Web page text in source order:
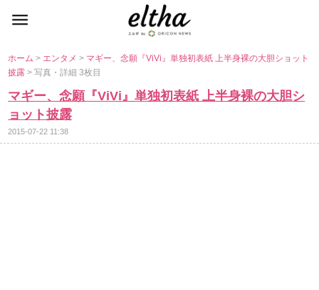
ホーム> エンタメ> マギー、念願『ViVi』単独初表紙 上半身裸の大胆ショット
披露> 写真・詳細 3枚目
マギー、念願『ViVi』単独初表紙 上半身裸の大胆シ
ョット披露
2015-07-22 11:38